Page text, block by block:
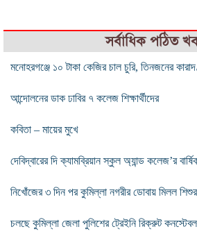
সর্বাধিক পঠিত
মনোহরগঞ্জে ১০ টাকা কেজির চাল চুরি, তিনজনের
আন্দোলনের ডাক ঢাবির ৭ কলেজ শিক্ষার্থীদের
কবিতা – মায়ের মুখে
দেবিদ্বারের দি ক্যামব্রিয়ান স্কুল অ্যান্ড কলেজ’র
নিখোঁজের ৩ দিন পর কুমিল্লা নগরীর ডোবায় মিলল
চলছে কুমিল্লা জেলা পুলিশের ট্রেইনি রিক্রুট কনস্টেবল